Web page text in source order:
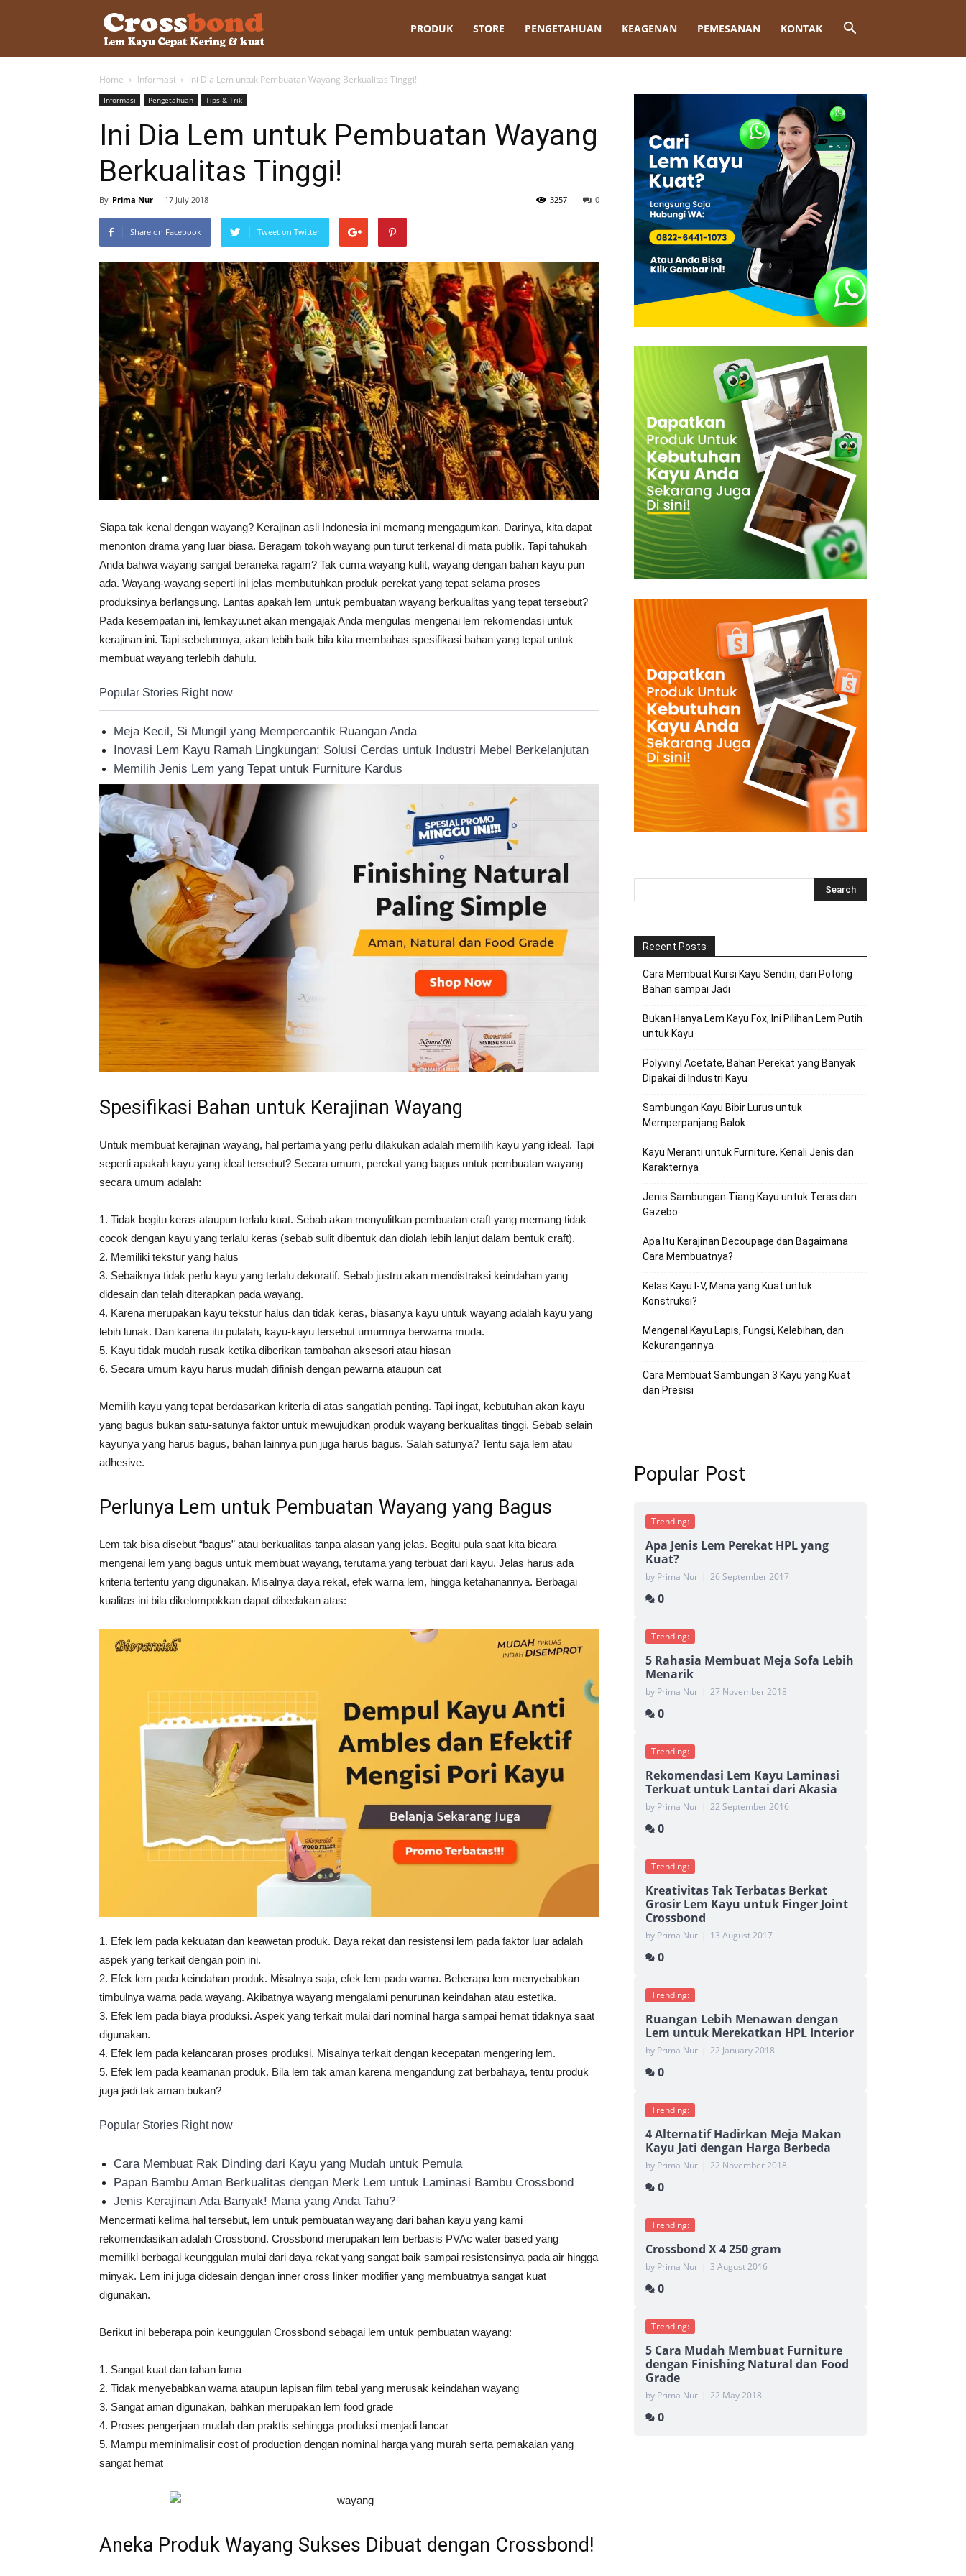
–
Lem
Kertas,
Vinyl
Cepat
Kering,
Kuat
&
PRODUK STORE PENGETAHUAN KEAGENAN PEMESANAN KONTAK
Home Informasi Ini Dia Lem untuk Pembuatan Wayang Berkualitas Tinggi!
Informasi Pengetahuan Tips & Trik
Ini Dia Lem untuk Pembuatan Wayang
Berkualitas Tinggi!
By Prima Nur - 17 July 2018 0
3257
Share on Facebook Tweet on Twitter
Siapa tak kenal dengan wayang? Kerajinan asli Indonesia ini memang mengagumkan. Darinya, kita dapat
menonton drama yang luar biasa. Beragam tokoh wayang pun turut terkenal di mata publik. Tapi tahukah
Anda bahwa wayang sangat beraneka ragam? Tak cuma wayang kulit, wayang dengan bahan kayu pun
ada. Wayang-wayang seperti ini jelas membutuhkan produk perekat yang tepat selama proses
produksinya berlangsung. Lantas apakah lem untuk pembuatan wayang berkualitas yang tepat tersebut?
Pada kesempatan ini, lemkayu.net akan mengajak Anda mengulas mengenai lem rekomendasi untuk
kerajinan ini. Tapi sebelumnya, akan lebih baik bila kita membahas spesifikasi bahan yang tepat untuk
membuat wayang terlebih dahulu.
Popular Stories Right now
Meja Kecil, Si Mungil yang Mempercantik Ruangan Anda
Inovasi Lem Kayu Ramah Lingkungan: Solusi Cerdas untuk Industri Mebel Berkelanjutan
Memilih Jenis Lem yang Tepat untuk Furniture Kardus
Spesifikasi Bahan untuk Kerajinan Wayang
Untuk membuat kerajinan wayang, hal pertama yang perlu dilakukan adalah memilih kayu yang ideal. Tapi
seperti apakah kayu yang ideal tersebut? Secara umum, perekat yang bagus untuk pembuatan wayang
secara umum adalah:
1. Tidak begitu keras ataupun terlalu kuat. Sebab akan menyulitkan pembuatan craft yang memang tidak
cocok dengan kayu yang terlalu keras (sebab sulit dibentuk dan diolah lebih lanjut dalam bentuk craft).
2. Memiliki tekstur yang halus
3. Sebaiknya tidak perlu kayu yang terlalu dekoratif. Sebab justru akan mendistraksi keindahan yang
didesain dan telah diterapkan pada wayang.
4. Karena merupakan kayu tekstur halus dan tidak keras, biasanya kayu untuk wayang adalah kayu yang
lebih lunak. Dan karena itu pulalah, kayu-kayu tersebut umumnya berwarna muda.
5. Kayu tidak mudah rusak ketika diberikan tambahan aksesori atau hiasan
6. Secara umum kayu harus mudah difinish dengan pewarna ataupun cat
Memilih kayu yang tepat berdasarkan kriteria di atas sangatlah penting. Tapi ingat, kebutuhan akan kayu
yang bagus bukan satu-satunya faktor untuk mewujudkan produk wayang berkualitas tinggi. Sebab selain
kayunya yang harus bagus, bahan lainnya pun juga harus bagus. Salah satunya? Tentu saja lem atau
adhesive.
Perlunya Lem untuk Pembuatan Wayang yang Bagus
Lem tak bisa disebut “bagus” atau berkualitas tanpa alasan yang jelas. Begitu pula saat kita bicara
mengenai lem yang bagus untuk membuat wayang, terutama yang terbuat dari kayu. Jelas harus ada
kriteria tertentu yang digunakan. Misalnya daya rekat, efek warna lem, hingga ketahanannya. Berbagai
kualitas ini bila dikelompokkan dapat dibedakan atas:
1. Efek lem pada kekuatan dan keawetan produk. Daya rekat dan resistensi lem pada faktor luar adalah
aspek yang terkait dengan poin ini.
2. Efek lem pada keindahan produk. Misalnya saja, efek lem pada warna. Beberapa lem menyebabkan
timbulnya warna pada wayang. Akibatnya wayang mengalami penurunan keindahan atau estetika.
3. Efek lem pada biaya produksi. Aspek yang terkait mulai dari nominal harga sampai hemat tidaknya saat
digunakan.
4. Efek lem pada kelancaran proses produksi. Misalnya terkait dengan kecepatan mengering lem.
5. Efek lem pada keamanan produk. Bila lem tak aman karena mengandung zat berbahaya, tentu produk
juga jadi tak aman bukan?
Popular Stories Right now
Cara Membuat Rak Dinding dari Kayu yang Mudah untuk Pemula
Papan Bambu Aman Berkualitas dengan Merk Lem untuk Laminasi Bambu Crossbond
Jenis Kerajinan Ada Banyak! Mana yang Anda Tahu?
Mencermati kelima hal tersebut, lem untuk pembuatan wayang dari bahan kayu yang kami
rekomendasikan adalah Crossbond. Crossbond merupakan lem berbasis PVAc water based yang
memiliki berbagai keunggulan mulai dari daya rekat yang sangat baik sampai resistensinya pada air hingga
minyak. Lem ini juga didesain dengan inner cross linker modifier yang membuatnya sangat kuat
digunakan.
Berikut ini beberapa poin keunggulan Crossbond sebagai lem untuk pembuatan wayang:
1. Sangat kuat dan tahan lama
2. Tidak menyebabkan warna ataupun lapisan film tebal yang merusak keindahan wayang
3. Sangat aman digunakan, bahkan merupakan lem food grade
4. Proses pengerjaan mudah dan praktis sehingga produksi menjadi lancar
5. Mampu meminimalisir cost of production dengan nominal harga yang murah serta pemakaian yang
sangat hemat
Aneka Produk Wayang Sukses Dibuat dengan Crossbond!
Recent Posts
Cara Membuat Kursi Kayu Sendiri, dari Potong
Bahan sampai Jadi
Bukan Hanya Lem Kayu Fox, Ini Pilihan Lem Putih
untuk Kayu
Polyvinyl Acetate, Bahan Perekat yang Banyak
Dipakai di Industri Kayu
Sambungan Kayu Bibir Lurus untuk
Memperpanjang Balok
Kayu Meranti untuk Furniture, Kenali Jenis dan
Karakternya
Jenis Sambungan Tiang Kayu untuk Teras dan
Gazebo
Apa Itu Kerajinan Decoupage dan Bagaimana
Cara Membuatnya?
Kelas Kayu I-V, Mana yang Kuat untuk
Konstruksi?
Mengenal Kayu Lapis, Fungsi, Kelebihan, dan
Kekurangannya
Cara Membuat Sambungan 3 Kayu yang Kuat
dan Presisi
Popular Post
Trending:
Apa Jenis Lem Perekat HPL yang
Kuat?
by Prima Nur | 26 September 2017
0
Trending:
5 Rahasia Membuat Meja Sofa Lebih
Menarik
by Prima Nur | 27 November 2018
0
Trending:
Rekomendasi Lem Kayu Laminasi
Terkuat untuk Lantai dari Akasia
by Prima Nur | 22 September 2016
0
Trending:
Kreativitas Tak Terbatas Berkat
Grosir Lem Kayu untuk Finger Joint
Crossbond
by Prima Nur | 13 August 2017
0
Trending:
Ruangan Lebih Menawan dengan
Lem untuk Merekatkan HPL Interior
by Prima Nur | 22 January 2018
0
Trending:
4 Alternatif Hadirkan Meja Makan
Kayu Jati dengan Harga Berbeda
by Prima Nur | 22 November 2018
0
Trending:
Crossbond X 4 250 gram
by Prima Nur | 3 August 2016
0
Trending:
5 Cara Mudah Membuat Furniture
dengan Finishing Natural dan Food
Grade
by Prima Nur | 22 May 2018
0